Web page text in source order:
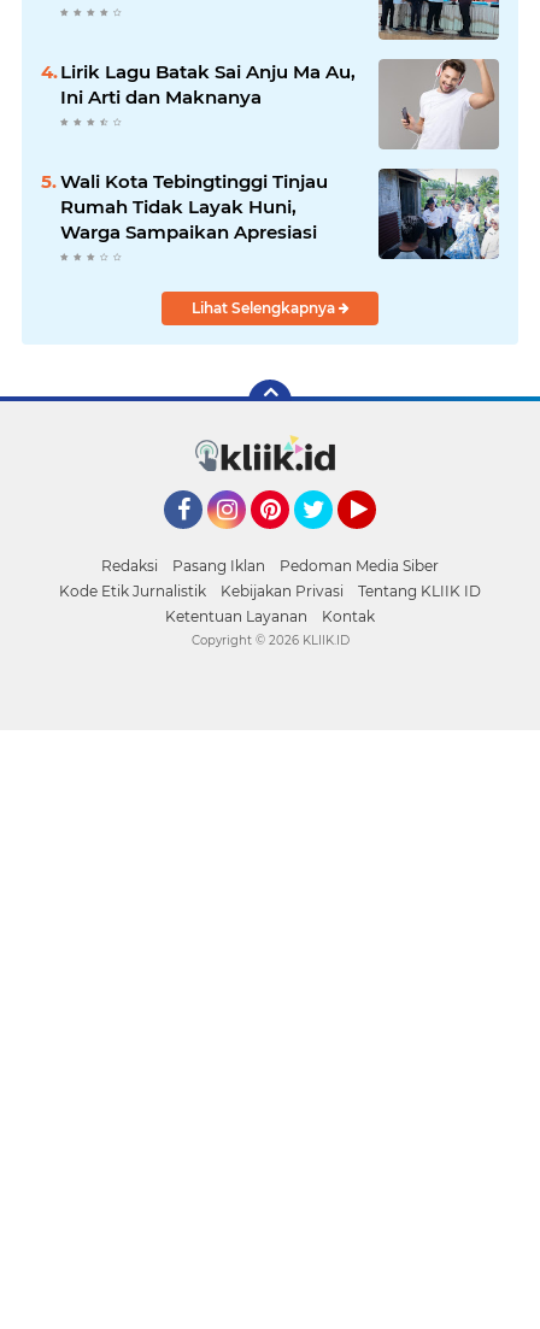
Lirik Lagu Batak Sai Anju Ma Au,
Ini Arti dan Maknanya
Wali Kota Tebingtinggi Tinjau
Rumah Tidak Layak Huni,
Warga Sampaikan Apresiasi
Lihat Selengkapnya
Redaksi Pasang Iklan
Pedoman Media Siber
Kode Etik Jurnalistik
Kebijakan Privasi
Tentang KLIIK ID
Ketentuan Layanan
Kontak
Copyright © 2026 KLIIK.ID